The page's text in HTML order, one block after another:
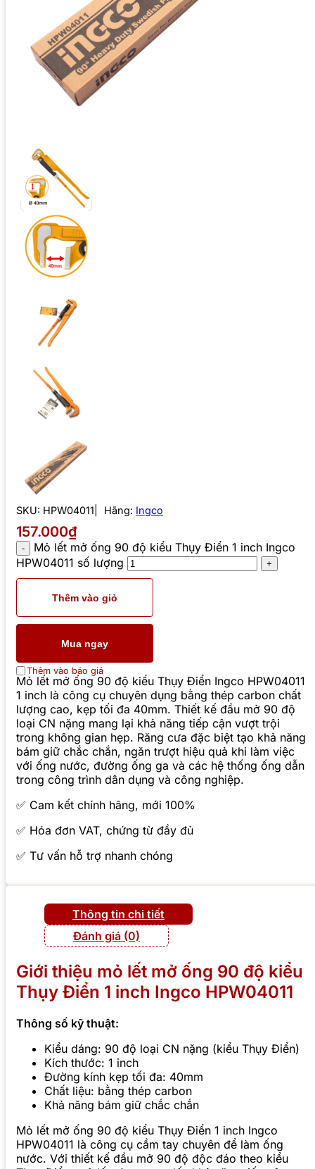
SKU: HPW04011 Hãng: Ingco
157.000₫
Mỏ lết mở ống 90 độ kiểu Thụy Điển 1 inch Ingco
HPW04011 số lượng
Thêm vào giỏ
Mua ngay
Thêm vào báo giá
Mỏ lết mở ống 90 độ kiểu Thụy Điển Ingco HPW04011
1 inch là công cụ chuyên dụng bằng thép carbon chất
lượng cao, kẹp tối đa 40mm. Thiết kế đầu mở 90 độ
loại CN nặng mang lại khả năng tiếp cận vượt trội
trong không gian hẹp. Răng cưa đặc biệt tạo khả năng
bám giữ chắc chắn, ngăn trượt hiệu quả khi làm việc
với ống nước, đường ống ga và các hệ thống ống dẫn
trong công trình dân dụng và công nghiệp.
✅ Cam kết chính hãng, mới 100%
✅ Hóa đơn VAT, chứng từ đầy đủ
✅ Tư vấn hỗ trợ nhanh chóng
Thông tin chi tiết
Đánh giá (0)
Giới thiệu mỏ lết mở ống 90 độ kiểu
Thụy Điển 1 inch Ingco HPW04011
Thông số kỹ thuật:
Kiểu dáng: 90 độ loại CN nặng (kiểu Thụy Điển)
Kích thước: 1 inch
Đường kính kẹp tối đa: 40mm
Chất liệu: bằng thép carbon
Khả năng bám giữ chắc chắn
Mỏ lết mở ống 90 độ kiểu Thụy Điển 1 inch Ingco
HPW04011 là công cụ cầm tay chuyên để làm ống
nước. Với thiết kế đầu mở 90 độ độc đáo theo kiểu